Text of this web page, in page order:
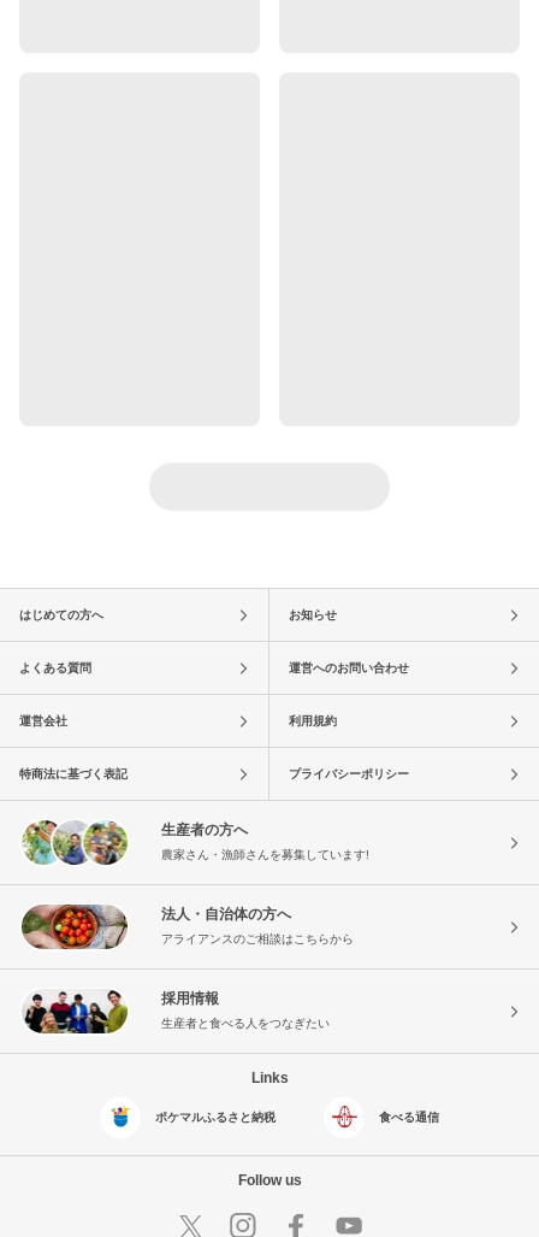
はじめての方へ お知らせ
よくある質問 運営へのお問い合わせ
運営会社 利用規約
特商法に基づく表記 プライバシーポリシー
生産者の方へ
農家さん・漁師さんを募集しています!
法人・自治体の方へ
アライアンスのご相談はこちらから
採用情報
生産者と食べる人をつなぎたい
Links
ポケマルふるさと納税 食べる通信
Follow us